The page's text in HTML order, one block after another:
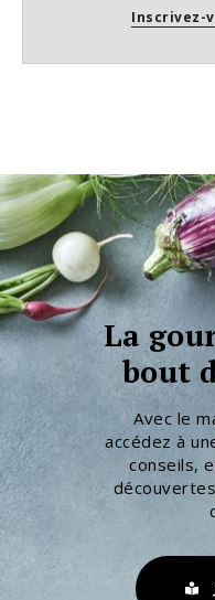
Inscrivez-
La
bout
Avec le
accédez à
conseils,